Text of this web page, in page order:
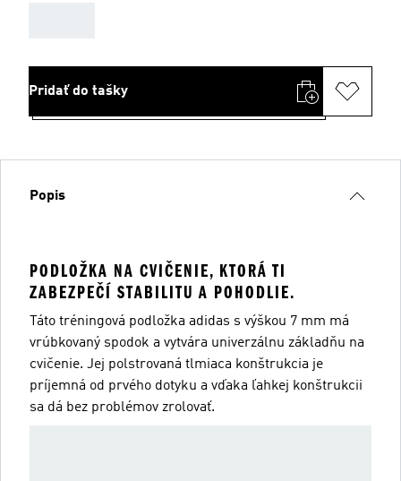
Pridať do tašky
Popis
PODLOŽKA NA CVIČENIE, KTORÁ TI
ZABEZPEČÍ STABILITU A POHODLIE.
Táto tréningová podložka adidas s výškou 7 mm má
vrúbkovaný spodok a vytvára univerzálnu základňu na
cvičenie. Jej polstrovaná tlmiaca konštrukcia je
príjemná od prvého dotyku a vďaka ľahkej konštrukcii
sa dá bez problémov zrolovať.